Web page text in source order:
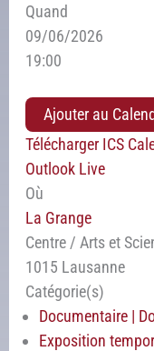
Quand
09/06/2026
19:00
Ajouter au
Télécharger ICS
Outlook Live
Où
La Grange
Centre / Arts et
1015 Lausanne
Catégorie(s)
Documentaire |
Exposition